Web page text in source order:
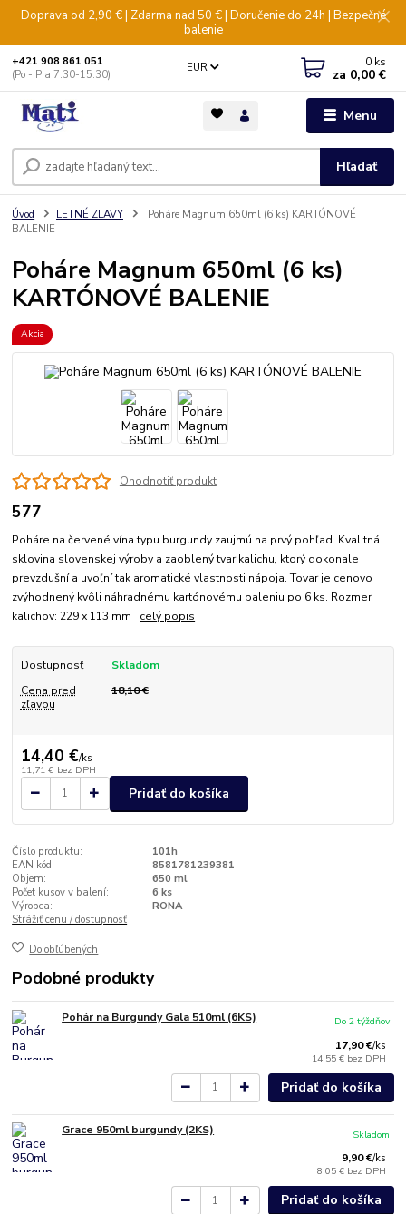
Doprava od 2,90 € | Zdarma nad 50 € | Doručenie do 24h | Bezpečné
balenie
Menu
EUR
Hľadať
+421 908 861 051
(Po - Pia 7:30-15:30)
0 ks
za 0,00 €
Úvod LETNÉ ZĽAVY
Poháre Magnum 650ml (6 ks) KARTÓNOVÉ
BALENIE
Poháre Magnum 650ml (6 ks)
KARTÓNOVÉ BALENIE
Akcia
Ohodnotiť produkt
577
Poháre na červené vína typu burgundy zaujmú na prvý pohľad. Kvalitná
sklovina slovenskej výroby a zaoblený tvar kalichu, ktorý dokonale
prevzdušní a uvoľní tak aromatické vlastnosti nápoja. Tovar je cenovo
zvýhodnený kvôli náhradnému kartónovému baleniu po 6 ks. Rozmer
kalichov: 229 x 113 mm celý popis
Dostupnosť
Skladom
Cena pred
zľavou
18,10 €
14,40 €/ks
11,71 € bez DPH
Pridať do košíka
Číslo produktu:
101h
EAN kód:
8581781239381
Objem:
650 ml
Počet kusov v balení:
6 ks
Výrobca:
RONA
Strážiť cenu / dostupnosť
Do obľúbených
Podobné produkty
Pohár na Burgundy Gala 510ml (6KS)
17,90 €/ks
14,55 € bez DPH
Do 2 týždňov
Pridať do košíka
Grace 950ml burgundy (2KS)
9,90 €/ks
8,05 € bez DPH
Skladom
Pridať do košíka